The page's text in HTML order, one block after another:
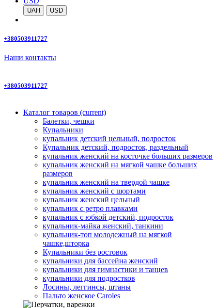
UAH USD
+380503911727
Наши контакты
+380503911727
Каталог товаров (current)
Балетки, чешки
Купальники
купальник детский цельный, подросток
Купальник детский, подросток, раздельный
купальник женский на косточке больших размеров
купальник женский на мягкой чашке больших
размеров
купальник женский на твердой чашке
купальник женский с шортами
купальник женский цельный
купальник с ретро плавками
купальник с юбкой детский, подросток
купальник-майка женский, танкини
купальник-топ молодежный на мягкой
чашке,шторка
Купальники без ростовок
купальники для бассейна женский
купальники для гимнастики и танцев
купальники для подростков
Лосины, леггинсы, штаны
Пальто женское Caroles